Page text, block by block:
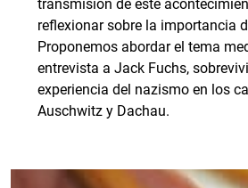
transmisión de este
reflexionar sobre la importancia
Proponemos abordar el tema
entrevista a Jack Fuchs,
experiencia del nazismo en los
Auschwitz y Dachau.